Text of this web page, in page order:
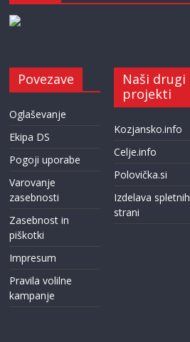
Povezave
Oglaševanje
Ekipa DS
Pogoji uporabe
Varovanje
zasebnosti
Zasebnost in
piškotki
Impresum
Pravila volilne
kampanje
Naši drugi
projekti
Kozjansko.info
Celje.info
Polovička.si
Izdelava spletnih
strani